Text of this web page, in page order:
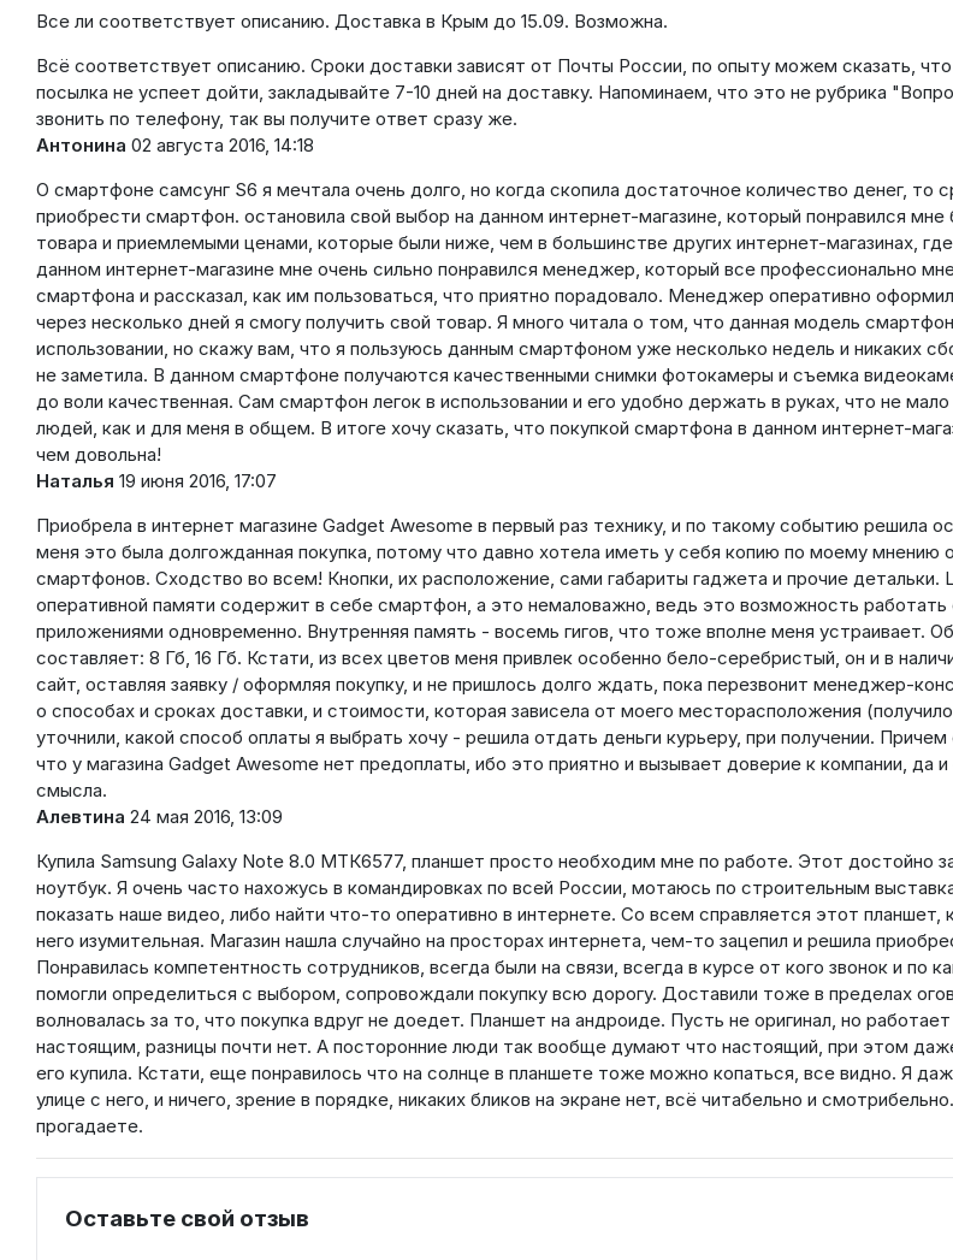
Все ли соответствует описанию. Доставка в Крым до 15.09. Возможна.
Всё соответствует описанию. Сроки доставки зависят от Почты России, по опыту можем сказать,
посылка не успеет дойти, закладывайте 7-10 дней на доставку. Напоминаем, что это не рубрика
звонить по телефону, так вы получите ответ сразу же.
Антонина 02 августа 2016, 14:18
О смартфоне самсунг S6 я мечтала очень долго, но когда скопила достаточное количество денег, то
приобрести смартфон. остановила свой выбор на данном интернет-магазине, который понравился
товара и приемлемыми ценами, которые были ниже, чем в большинстве других интернет-магазинах,
данном интернет-магазине мне очень сильно понравился менеджер, который все профессионально
смартфона и рассказал, как им пользоваться, что приятно порадовало. Менеджер оперативно оформил
через несколько дней я смогу получить свой товар. Я много читала о том, что данная модель
использовании, но скажу вам, что я пользуюсь данным смартфоном уже несколько недель и никаких
не заметила. В данном смартфоне получаются качественными снимки фотокамеры и съемка
до воли качественная. Сам смартфон легок в использовании и его удобно держать в руках, что не
людей, как и для меня в общем. В итоге хочу сказать, что покупкой смартфона в данном интернет-
чем довольна!
Наталья 19 июня 2016, 17:07
Приобрела в интернет магазине Gadget Awesome в первый раз технику, и по такому событию решила
меня это была долгожданная покупка, потому что давно хотела иметь у себя копию по моему мнению
смартфонов. Сходство во всем! Кнопки, их расположение, сами габариты гаджета и прочие детальки.
оперативной памяти содержит в себе смартфон, а это немаловажно, ведь это возможность работать
приложениями одновременно. Внутренняя память - восемь гигов, что тоже вполне меня устраивает.
составляет: 8 Гб, 16 Гб. Кстати, из всех цветов меня привлек особенно бело-серебристый, он и в
сайт, оставляя заявку / оформляя покупку, и не пришлось долго ждать, пока перезвонит менеджер-
о способах и сроках доставки, и стоимости, которая зависела от моего месторасположения
уточнили, какой способ оплаты я выбрать хочу - решила отдать деньги курьеру, при получении.
что у магазина Gadget Awesome нет предоплаты, ибо это приятно и вызывает доверие к компании, да
смысла.
Алевтина 24 мая 2016, 13:09
Купила Samsung Galaxy Note 8.0 MTК6577, планшет просто необходим мне по работе. Этот достойно
ноутбук. Я очень часто нахожусь в командировках по всей России, мотаюсь по строительным
показать наше видео, либо найти что-то оперативно в интернете. Со всем справляется этот планшет,
него изумительная. Магазин нашла случайно на просторах интернета, чем-то зацепил и решила
Понравилась компетентность сотрудников, всегда были на связи, всегда в курсе от кого звонок и по
помогли определиться с выбором, сопровождали покупку всю дорогу. Доставили тоже в пределах
волновалась за то, что покупка вдруг не доедет. Планшет на андроиде. Пусть не оригинал, но
настоящим, разницы почти нет. А посторонние люди так вообще думают что настоящий, при этом
его купила. Кстати, еще понравилось что на солнце в планшете тоже можно копаться, все видно. Я
улице с него, и ничего, зрение в порядке, никаких бликов на экране нет, всё читабельно и
прогадаете.
Оставьте свой отзыв